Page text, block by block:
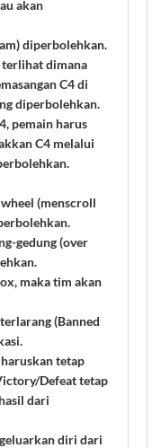
akan
diperbolehkan.
terlihat dimana
C4 di
diperbolehkan.
pemain harus
C4 melalui
(menscroll
gedung (over
maka tim akan
(Banned
tetap
Defeat tetap
dari
diri dari